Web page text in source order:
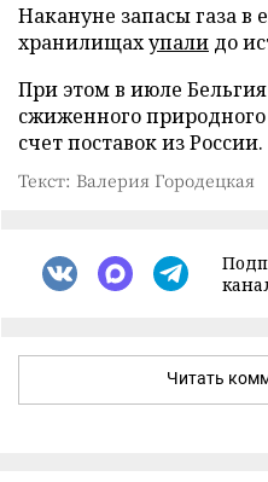
Накануне запасы газа в
хранилищахупали до
При этом в июле Бельгия
сжиженного
счет поставок из России.
Текст: Валерия Городецкая
Читать